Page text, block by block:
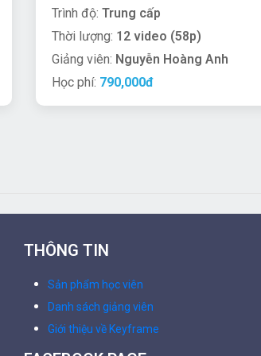
Trình độ: Trung cấp
Thời lượng: 12 video (58p)
Giảng viên: Nguyễn Hoàng Anh
Học phí: 790,000đ
THÔNG TIN
Sản phẩm học viên
Danh sách giảng viên
Giới thiệu về Keyframe